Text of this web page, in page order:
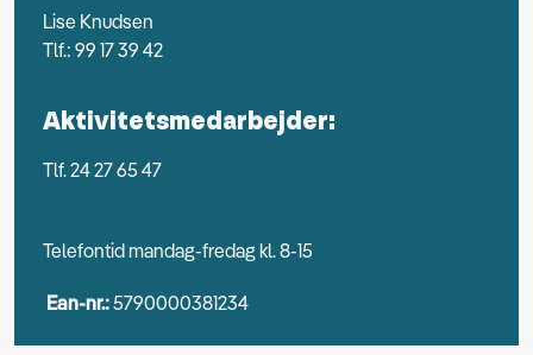
Lise Knudsen
Tlf.: 99 17 39 42
Aktivitetsmedarbejder:
Tlf. 24 27 65 47
Telefontid mandag-fredag kl. 8-15
Ean-nr.:5790000381234